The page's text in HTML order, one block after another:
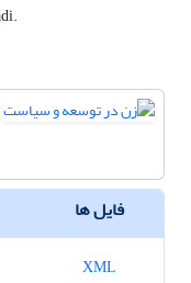
فایل ها